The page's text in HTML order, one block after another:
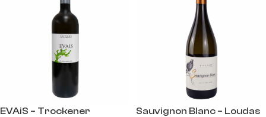
EVAiS – Trockener
Sauvignon Blanc – Loudas